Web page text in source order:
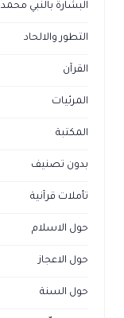
البشارة بالنبي محمد
التطور والالحاد
القرآن
المرئيات
المكتبة
بدون تصنيف
تأملات قرآنية
حول الاسلام
حول الاعجاز
حول السنة